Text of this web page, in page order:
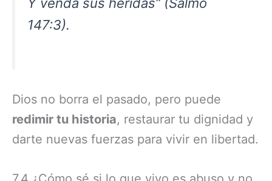
Y venda sus heridas” (Salmo
147:3).
Dios no borra el pasado, pero puede
redimir tu historia, restaurar tu dignidad y
darte nuevas fuerzas para vivir en libertad.